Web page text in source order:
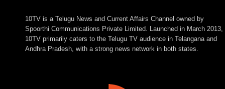
10TV is a Telugu News and Current Affairs Channel owned by
Spoorthi Communications Private Limited. Launched in March 2013,
10TV primarily caters to the Telugu TV audience in Telangana and
Andhra Pradesh, with a strong news network in both states.